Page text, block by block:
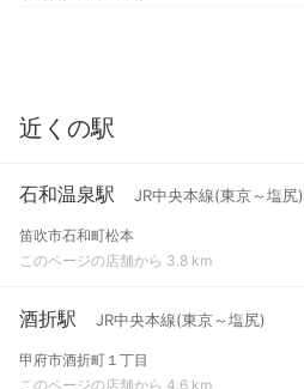
近くの駅
石和温泉駅 JR中央本線(東京～塩尻)
笛吹市石和町松本
このページの店舗から 3.8 km
酒折駅 JR中央本線(東京～塩尻)
甲府市酒折町１丁目
このページの店舗から 4.6 km